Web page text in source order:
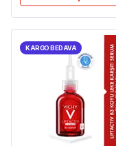
KARGO BEDAVA